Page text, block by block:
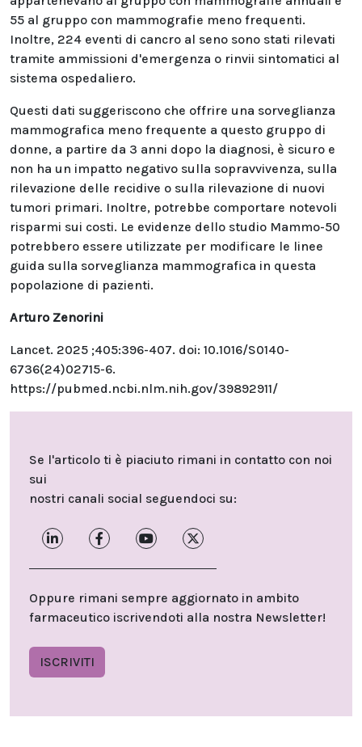
55 al gruppo con mammografie meno frequenti.
Inoltre, 224 eventi di cancro al seno sono stati rilevati
tramite ammissioni d'emergenza o rinvii sintomatici al
sistema ospedaliero.
Questi dati suggeriscono che offrire una sorveglianza
mammografica meno frequente a questo gruppo di
donne, a partire da 3 anni dopo la diagnosi, è sicuro e
non ha un impatto negativo sulla sopravvivenza, sulla
rilevazione delle recidive o sulla rilevazione di nuovi
tumori primari. Inoltre, potrebbe comportare notevoli
risparmi sui costi. Le evidenze dello studio Mammo-50
potrebbero essere utilizzate per modificare le linee
guida sulla sorveglianza mammografica in questa
popolazione di pazienti.
Arturo Zenorini
Lancet. 2025 ;405:396-407. doi: 10.1016/S0140-
6736(24)02715-6.
https://pubmed.ncbi.nlm.nih.gov/39892911/
Se l'articolo ti è piaciuto rimani in contatto con noi
sui
nostri canali social seguendoci su:
Oppure rimani sempre aggiornato in ambito
farmaceutico iscrivendoti alla nostra Newsletter!
ISCRIVITI